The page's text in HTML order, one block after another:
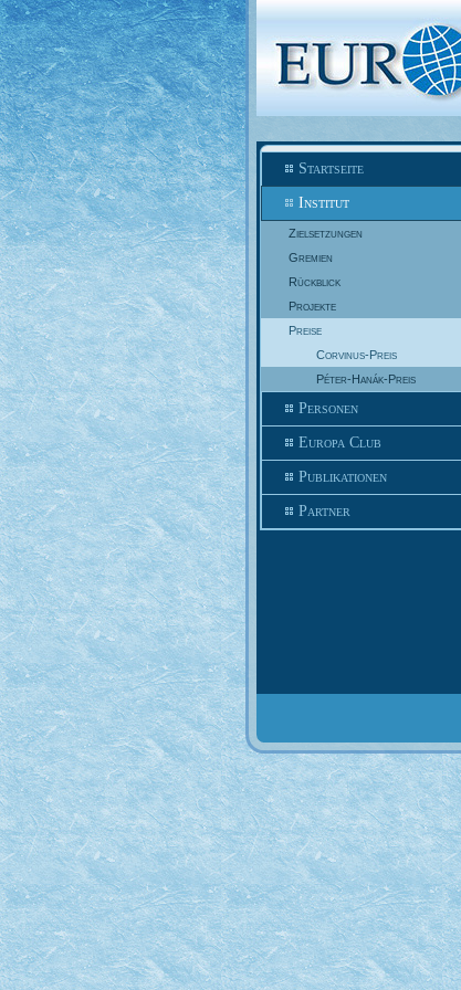
Startseite
Institut
Zielsetzungen
Gremien
Rückblick
Projekte
Preise
Corvinus-Preis
Péter-Hanák-Preis
Personen
Europa Club
Publikationen
Partner